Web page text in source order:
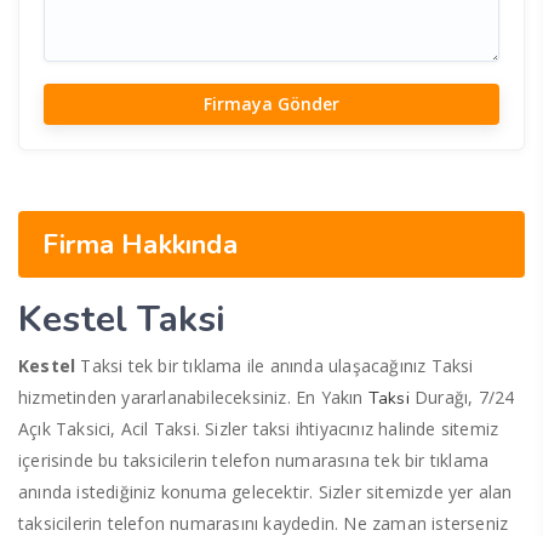
Firma Hakkında
Kestel Taksi
Kestel Taksi tek bir tıklama ile anında ulaşacağınız Taksi
hizmetinden yararlanabileceksiniz. En Yakın TaksiDurağı, 7/24
Açık Taksici, Acil Taksi. Sizler taksi ihtiyacınız halinde sitemiz
içerisinde bu taksicilerin telefon numarasına tek bir tıklama
anında istediğiniz konuma gelecektir. Sizler sitemizde yer alan
taksicilerin telefon numarasını kaydedin. Ne zaman isterseniz